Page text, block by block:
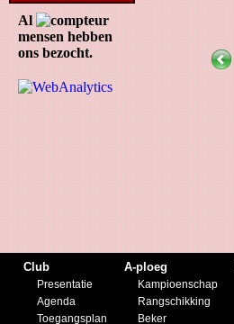
21/02/2015
18/04/2015
22/04/2015
09/05/2015
20/07/2015
01/08/2015
09/04/2016
23/04/2016
30/04/2016
18/07/2016
Al
mensen hebben
ons bezocht.
Club
Presentatie
Agenda
Toegangsplan
A-ploeg
Kampioenschap
Rangschikking
Beker